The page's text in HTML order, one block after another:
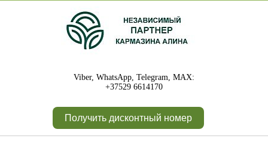
Viber, WhatsApp, Telegram, MAX:
+37529 6614170
Получить дисконтный номер